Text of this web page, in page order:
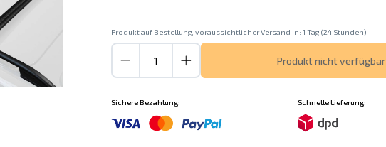
Produkt auf Bestellung, voraussichtlicher Versand in: 1 Tag (24 Stunden)
Produkt nicht verfügbar
Sichere Bezahlung: Schnelle Lieferung: